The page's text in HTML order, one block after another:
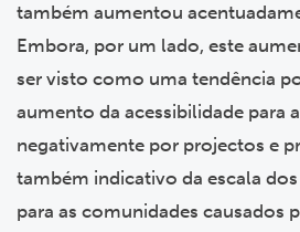
também aumentou
Embora, por um lado, este
ser visto como uma tendência
aumento da acessibilidade para
negativamente por projectos e
também indicativo da escala
para as comunidades causados